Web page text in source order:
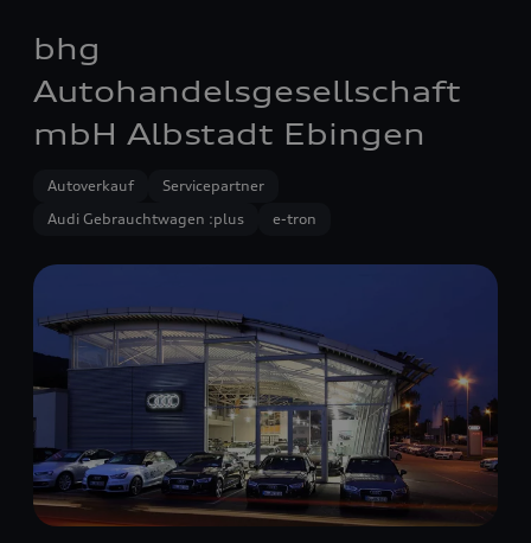
bhg
Autohandelsgesellschaft
mbH Albstadt Ebingen
Autoverkauf
Servicepartner
Audi Gebrauchtwagen :plus
e-tron